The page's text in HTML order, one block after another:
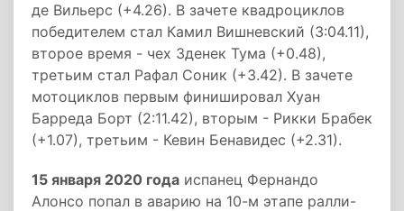
де Вильерс (+4.26). В зачете квадроциклов
победителем стал Камил Вишневский (3:04.11),
второе время - чех Зденек Тума (+0.48),
третьим стал Рафал Соник (+3.42). В зачете
мотоциклов первым финишировал Хуан
Барреда Борт (2:11.42), вторым - Рикки Брабек
(+1.07), третьим - Кевин Бенавидес (+2.31).
15 января 2020 года испанец Фернандо
Алонсо попал в аварию на 10-м этапе ралли-